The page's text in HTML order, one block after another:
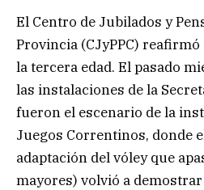
El Centro de Jubilados y
Provincia (CJyPPC)
la tercera edad. El pasado
las instalaciones de la
fueron el escenario de la
Juegos Correntinos, donde
adaptación del vóley que
mayores) volvió a